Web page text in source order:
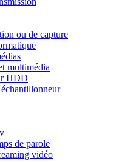
ou de capture
multimédia
HDD
de parole
vidéo